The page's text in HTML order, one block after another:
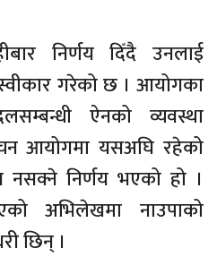
निर्णय दिँदै उनलाई
गरेको छ । आयोगका
ऐनको व्यवस्था
आयोगमा यसअघि रहेको
निर्णय भएको हो ।
अभिलेखमा नाउपाको
छिन् ।